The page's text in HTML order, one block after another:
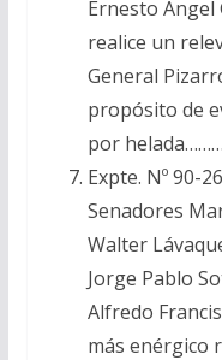
Ernesto Ángel
realice un
General
propósito de
por
Expte. Nº 90-
Senadores
Walter
Jorge Pablo
Alfredo
más enérgico